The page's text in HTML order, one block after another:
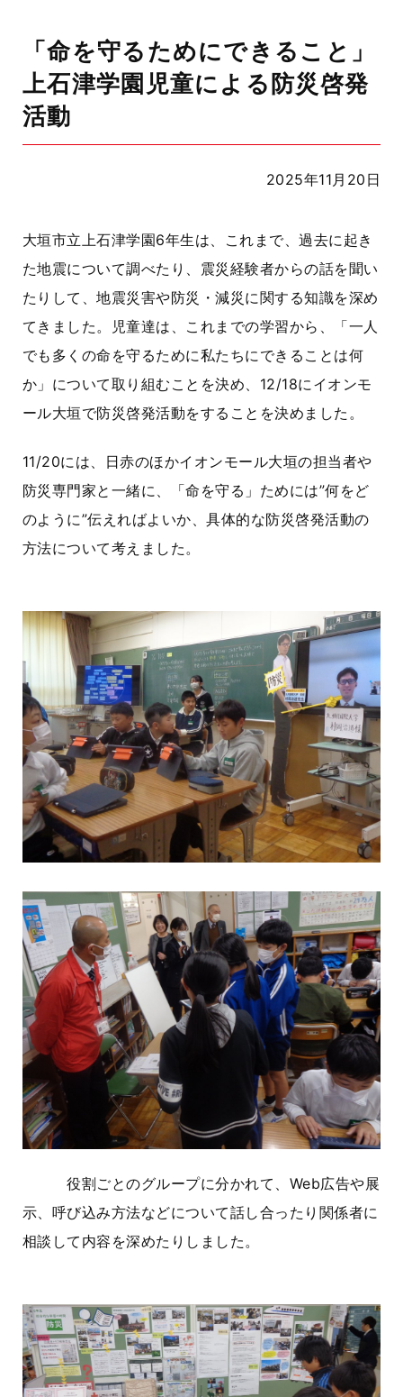
「命を守るためにできること」
上石津学園児童による防災啓発
活動
2025年11月20日
大垣市立上石津学園6年生は、
これまで、過去に起き
た地震について調べたり、震災経験者からの話を聞い
たりして、地震災害や防災・減災に関する知識を深め
てきました。
児童達は、これまでの学習から、
「一人
でも多くの命を守るために私たちにできることは何
か」について取り組むことを決め、12/18にイオンモ
ール大垣で防災啓発活動をすることを決めました。
11/20には、日赤のほかイオンモール大垣の担当者や
防災専門家と一緒に、「命を守る」ためには”何をど
のように”伝えればよいか、具体的な防災啓発活動の
方法について考えました。
役割ごとのグループに分かれて、Web広告や展
示、呼び込み方法などについて話し合ったり関係者に
相談して内容を深めたりしました。